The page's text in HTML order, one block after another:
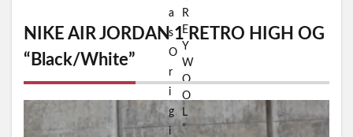
NIKE AIR JORDAN 1 RETRO HIGH OG
“Black/White”